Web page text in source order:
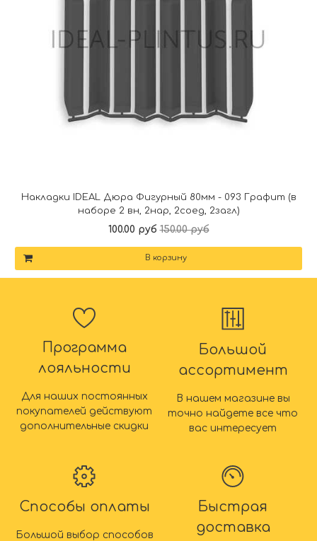
Накладки IDEAL Дюра Фигурный 80мм - 093 Графит (в
наборе 2 вн, 2нар, 2соед, 2загл)
100.00 руб 150.00 руб
В корзину
Программа
лояльности
Для наших постоянных
покупателей действуют
дополнительные скидки
Большой
ассортимент
В нашем магазине вы
точно найдете все что
вас интересует
Способы оплаты
Большой выбор способов
Быстрая
доставка